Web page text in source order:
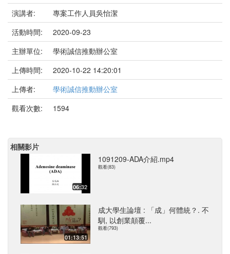
演講者:
專案工作人員吳怡潔
活動時間:
2020-09-23
主辦單位:
學術誠信推動辦公室
上傳時間:
2020-10-22 14:20:01
上傳者:
學術誠信推動辦公室
觀看次數:
1594
相關影片
06:32
1091209-ADA介紹.mp4
觀看(83)
01:13:51
成大學生論壇 : 「成」何體統？. 不
馴, 以創業顛覆...
觀看(793)